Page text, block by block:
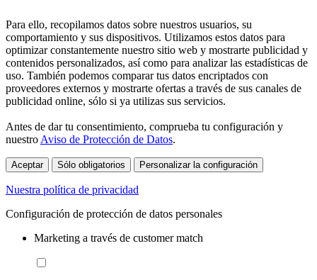
Para ello, recopilamos datos sobre nuestros usuarios, su
comportamiento y sus dispositivos. Utilizamos estos datos para
optimizar constantemente nuestro sitio web y mostrarte publicidad y
contenidos personalizados, así como para analizar las estadísticas de
uso. También podemos comparar tus datos encriptados con
proveedores externos y mostrarte ofertas a través de sus canales de
publicidad online, sólo si ya utilizas sus servicios.
Antes de dar tu consentimiento, comprueba tu configuración y
nuestro Aviso de Protección de Datos.
Aceptar Sólo obligatorios Personalizar la configuración
Nuestra política de privacidad
Configuración de protección de datos personales
Marketing a través de customer match